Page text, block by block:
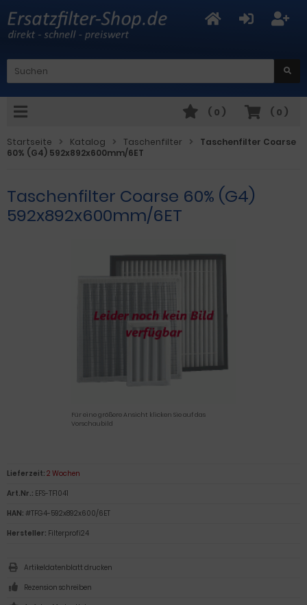
( 0 )
( 0 )
Startseite Katalog Taschenfilter
Taschenfilter Coarse
60% (G4) 592x892x600mm/6ET
Taschenfilter Coarse 60% (G4)
592x892x600mm/6ET
Für eine größere Ansicht klicken Sie auf das
Vorschaubild
Lieferzeit: 2 Wochen
Art.Nr.: EFS-TF1041
HAN: #TFG4-592x892x600/6ET
Hersteller: Filterprofi24
Artikeldatenblatt drucken
Rezension schreiben